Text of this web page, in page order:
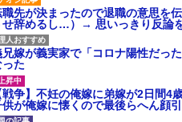
職先が決まったので退職の意思を
せ辞めるし…）→ 思いっきり反論
兄嫁が義実家で「コロナ陽性だっ
った
戦争】不妊の俺嫁に弟嫁が2日間
供が俺嫁に懐くので最後らへん顔